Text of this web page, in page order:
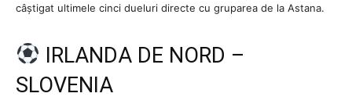
câștigat ultimele cinci dueluri directe cu gruparea de la Astana.
IRLANDA DE NORD –
SLOVENIA